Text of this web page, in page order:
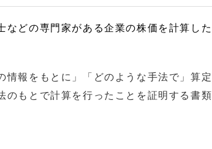
どの専門家がある企業の株価を計算した
情報をもとに」「どのような手法で」算定
のもとで計算を行ったことを証明する書類